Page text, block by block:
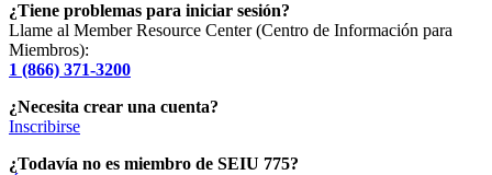
¿Tiene problemas para iniciar sesión?
Llame al Member Resource Center (Centro de Información para
Miembros):
1 (866) 371-3200
¿Necesita crear una cuenta?
Inscribirse
¿Todavía no es miembro de SEIU 775?